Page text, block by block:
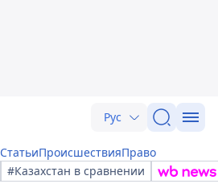
Рус
СтатьиПроисшествияПраво
#Казахстан в сравнении